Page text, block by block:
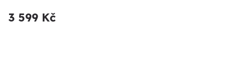
3 599 Kč